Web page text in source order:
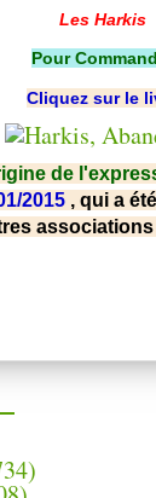
Les Harkis
Pour
Cliquez sur le
de
2015 , qui a
associations